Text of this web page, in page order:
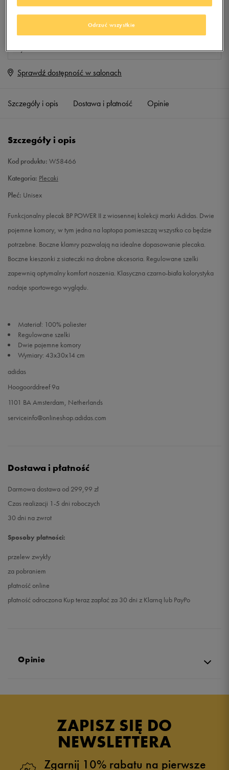
Produkt niedostępny
Jeśli artykuł będzie ponownie dostępny, otrzymasz od nas powiadomienie.
Wybierz rozmiar
ONE SIZE Powiadom o dostępności
Sprawdź dostępność w salonach
Szczegóły i opis Dostawa i płatność Opinie
Szczegóły i opis
Kod produktu: W58466
Kategoria: Plecaki
Płeć: Unisex
Funkcjonalny plecak BP POWER II z wiosennej kolekcji marki Adidas. Dwie
pojemne komory, w tym jedna na laptopa pomieszczą wszystko co będzie
potrzebne. Boczne klamry pozwalają na idealne dopasowanie plecaka.
Boczne kieszonki z siateczki na drobne akcesoria. Regulowane szelki
zapewnią optymalny komfort noszenia. Klasyczna czarno-biała kolorystyka
nadaje sportowego wyglądu.
Materiał: 100% poliester
Regulowane szelki
Dwie pojemne komory
Wymiary: 43x30x14 cm
adidas
Hoogoorddreef 9a
1101 BA Amsterdam, Netherlands
serviceinfo@onlineshop.adidas.com
Dostawa i płatność
Darmowa dostawa od 299,99 zł
Czas realizacji 1-5 dni roboczych
30 dni na zwrot
Sposoby płatności:
przelew zwykły
za pobraniem
płatność online
płatność odroczona Kup teraz zapłać za 30 dni z Klarną lub PayPo
Opinie
ZAPISZ SIĘ DO
NEWSLETTERA
Zgarnij 10% rabatu na pierwsze
Odrzuć wszystkie